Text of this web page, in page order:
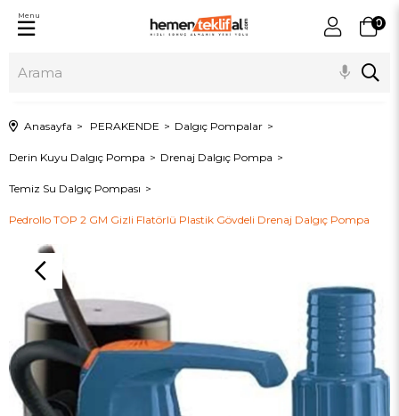
0
Menu
Anasayfa PERAKENDE Dalgıç Pompalar
Derin Kuyu Dalgıç Pompa Drenaj Dalgıç Pompa
Temiz Su Dalgıç Pompası
Pedrollo TOP 2 GM Gizli Flatörlü Plastik Gövdeli Drenaj Dalgıç Pompa